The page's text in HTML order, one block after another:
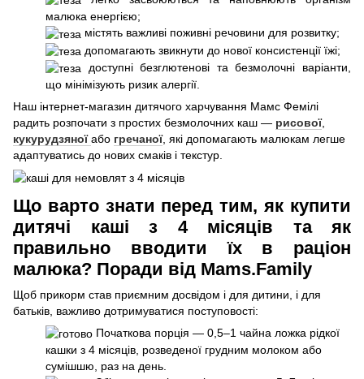
малюка енергією;
містять важливі поживні речовини для розвитку;
допомагають звикнути до нової консистенції їжі;
доступні безглютенові та безмолочні варіанти,
що мінімізують ризик алергії.
Наш інтернет-магазин дитячого харчування Мамс Фемілі
радить розпочати з простих безмолочних каш — рисової,
кукурудзяної або гречаної, які допомагають малюкам легше
адаптуватись до нових смаків і текстур.
Що варто знати перед тим, як купити
дитячі каші з 4 місяців та як
правильно вводити їх в раціон
малюка? Поради від Mams.Family
Щоб прикорм став приємним досвідом і для дитини, і для
батьків, важливо дотримуватися поступовості:
Початкова порція — 0,5–1 чайна ложка рідкої
кашки з 4 місяців, розведеної грудним молоком або
сумішшю, раз на день.